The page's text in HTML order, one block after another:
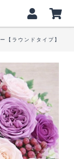
【ラウンドタイプ】